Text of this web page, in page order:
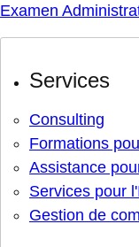
Examen
Services
Consulting
Formations
Assistance
Services pour
Gestion de